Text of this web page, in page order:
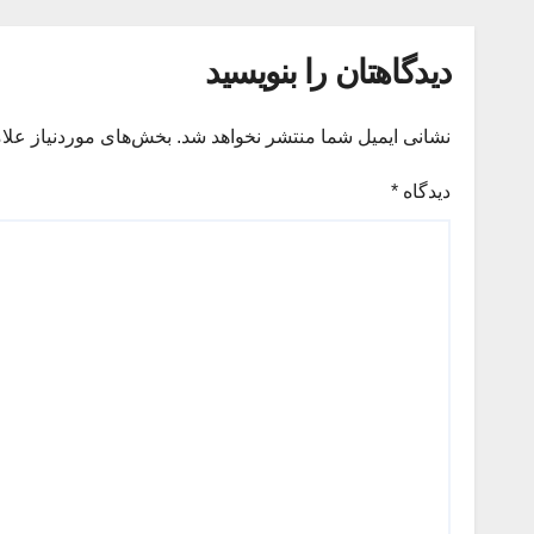
دیدگاهتان را بنویسید
نشانی ایمیل شما منتشر نخواهد شد. بخش‌های موردنیاز
دیدگاه *